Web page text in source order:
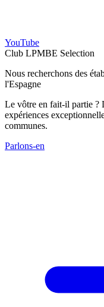
YouTube
Club LPMBE Selection
Nous recherchons des
l'Espagne
Le vôtre en fait-il partie ?
expériences
communes.
Parlons-en